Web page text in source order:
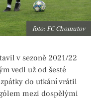
foto: FC Chomutov
v sezoně 2021/22
vedl už od šesté
do utkání vrátil
mezi dospělými